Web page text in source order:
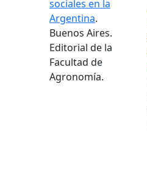
sociales en la
Argentina.
Buenos Aires.
Editorial de la
Facultad de
Agronomía.